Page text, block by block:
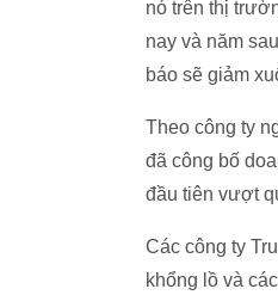
nó trên thị
nay và năm
báo sẽ giảm
Theo công ty
đã công bố
đầu tiên vượt
Các công ty
khổng lồ và